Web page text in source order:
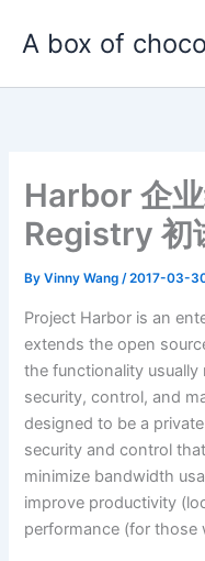
A box of
Harbor 企
Registry 初
ByVinny Wang/2017-03-
Project Harbor is an
extends the open
the functionality usually
security, control, and
designed to be a
security and control
minimize bandwidth
improve productivity
performance (for